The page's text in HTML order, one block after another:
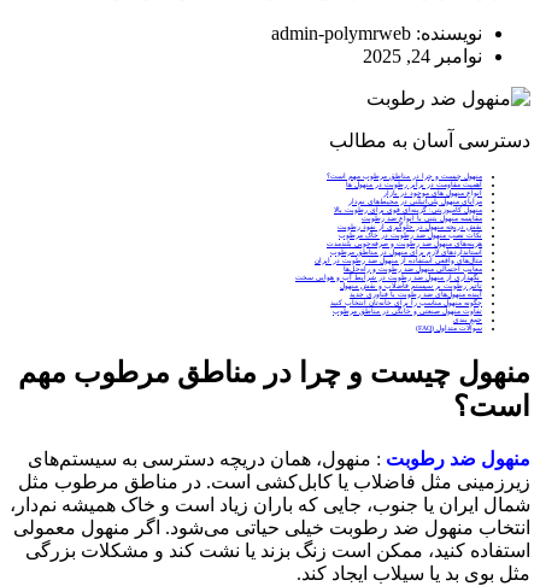
نویسنده:
نوامبر 24, 2025
دسترسی آسان به مطالب
منهول چیست و چرا در مناطق مرطوب مهم است؟
اهمیت مقاومت در برابر رطوبت در منهول‌ ها
انواع منهول‌ های موجود در بازار
مزایای منهول پلی‌اتیلنی در محیط‌های نم‌دار
منهول کامپوزیتی: گزینه‌ای قوی برای رطوبت بالا
مقایسه منهول بتنی با انواع ضد رطوبت
نقش دریچه منهول در جلوگیری از نفوذ رطوبت
نکات نصب منهول ضد رطوبت در خاک مرطوب
هزینه‌های منهول ضد رطوبت و صرفه‌جویی بلندمدت
استانداردهای لازم برای منهول در مناطق مرطوب
مثال‌های واقعی استفاده از منهول ضد رطوبت در ایران
معایب احتمالی منهول ضد رطوبت و راه‌حل‌ها
نگهداری از منهول ضد رطوبت در شرایط آب و هوایی سخت
تأثیر رطوبت بر سیستم فاضلاب و نقش منهول
آینده منهول‌های ضد رطوبت با فناوری جدید
چگونه منهول مناسب را برای خانه‌تان انتخاب کنید
تفاوت منهول صنعتی و خانگی در مناطق مرطوب
جمع‌ بندی
سوالات متداول (FAQ)
منهول چیست و چرا در مناطق مرطوب مهم
است؟
منهول ضد رطوبت : منهول، همان دریچه دسترسی به سیستم‌های
زیرزمینی مثل فاضلاب یا کابل‌کشی است. در مناطق مرطوب مثل
شمال ایران یا جنوب، جایی که باران زیاد است و خاک همیشه نم‌دار،
انتخاب منهول ضد رطوبت خیلی حیاتی می‌شود. اگر منهول معمولی
استفاده کنید، ممکن است زنگ بزند یا نشت کند و مشکلات بزرگی
مثل بوی بد یا سیلاب ایجاد کند.